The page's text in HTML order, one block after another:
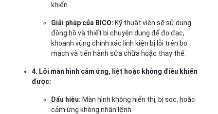
khiển.
Giải pháp của BICO: Kỹ thuật viên sẽ sử dụng
đồng hồ và thiết bị chuyên dụng để đo đạc,
khoanh vùng chính xác linh kiện bị lỗi trên bo
mạch và tiến hành sửa chữa hoặc thay thế.
4. Lỗi màn hình cảm ứng, liệt hoặc không điều khiển
được:
Dấu hiệu: Màn hình không hiển thị, bị sọc, hoặc
cảm ứng không nhận lệnh.